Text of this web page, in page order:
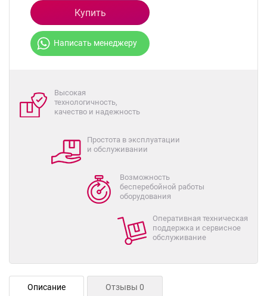
Купить
Написать менеджеру
Высокая
технологичность,
качество и надежность
Простота в эксплуатации
и обслуживании
Возможность
бесперебойной работы
оборудования
Оперативная техническая
поддержка и сервисное
обслуживание
Описание Отзывы 0